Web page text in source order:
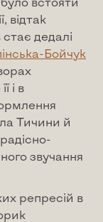
відтак
дедалі
Бойчук
і в
Тичини й
звучання
репресій в